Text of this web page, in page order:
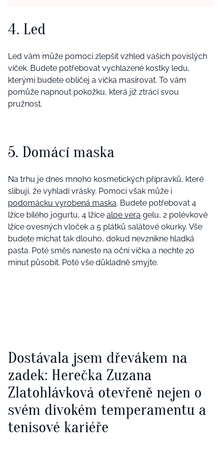
4. Led
Led vám může pomoci zlepšit vzhled vašich povislých
víček. Budete potřebovat vychlazené kostky ledu,
kterými budete obličej a víčka masírovat. To vám
pomůže napnout pokožku, která již ztrácí svou
pružnost.
5. Domácí maska
Na trhu je dnes mnoho kosmetických přípravků, které
slibují, že vyhladí vrásky. Pomoci však může i
podomácku vyrobená maska. Budete potřebovat 4
lžíce bílého jogurtu, 4 lžíce aloe vera gelu, 2 polévkové
lžíce ovesných vloček a 5 plátků salátové okurky. Vše
budete míchat tak dlouho, dokud nevznikne hladká
pasta. Poté směs naneste na oční víčka a nechte 20
minut působit. Poté vše důkladně smyjte.
Dostávala jsem dřevákem na
zadek: Herečka Zuzana
Zlatohlávková otevřeně nejen o
svém divokém temperamentu a
tenisové kariéře